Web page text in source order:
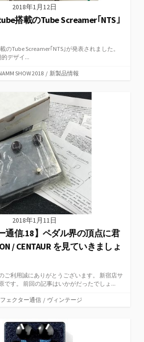
2018年1月12日
搭載のTube Screamer｢NTS｣
のTube Screamer｢NTS｣が発表されました。
的デザイ...
SHOW 2018 / 新製品情報
2018年1月11日
通信.18】ペダル界の頂点に君
/ CENTAUR を見ていきましょ
ご利用誠にありがとうございます。 新宿店サ
です。 前回の記事はいかがだったでしょ...
ェクター通信 / ヴィンテージ